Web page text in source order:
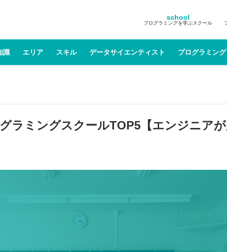
school
プログラミングを学ぶスクール
識 エリア スキル データサイエンティスト プログラミング
ラミングスクールTOP5【エンジニアが